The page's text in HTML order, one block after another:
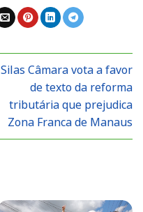
Silas Câmara vota a favor
de texto da reforma
tributária que prejudica
Zona Franca de Manaus